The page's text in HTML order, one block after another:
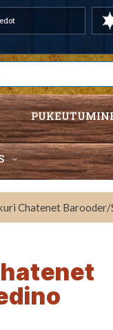
Chatenet Barooder/